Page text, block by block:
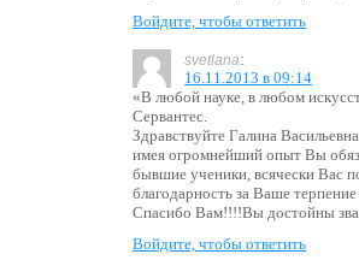
Войдите, чтобы ответить
svetlana:
16.11.2013 в 09:14
«В любой науке, в любом
Сервантес.
Здравствуйте Галина
имея огромнейший опыт Вы
бывшие ученики, всячески Вас
благодарность за Ваше
Спасибо Вам!!!!Вы достойны
Войдите, чтобы ответить